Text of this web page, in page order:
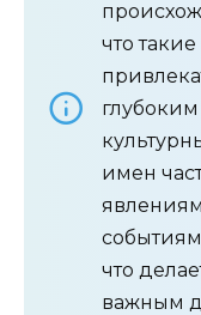
что
имен
что
важным